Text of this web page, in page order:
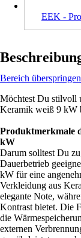
EEK -
Bereich überspringen
Möchtest Du stilvoll
Keramik weiß 9 kW
Produktmerkmale
kW
Darum solltest Du
Dauerbetrieb
kW für eine
Verkleidung aus
elegante Note,
Kontrast bietet. Die
die
externen